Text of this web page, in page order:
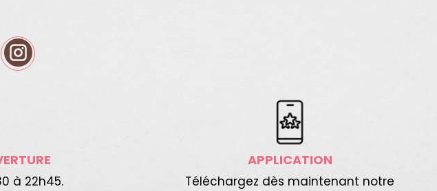
à 22h45.
APPLICATION
Téléchargez dès maintenant notre